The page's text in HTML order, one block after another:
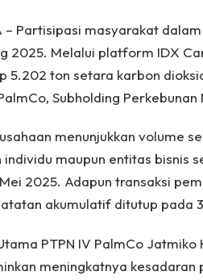
– Partisipasi masyarakat
2025. Melalui platform IDX
5.202 ton setara karbon
Subholding Perkebunan
menunjukkan volume
individu maupun entitas bisnis
2025. Adapun transaksi
akumulatif ditutup pada
PTPN IV PalmCo
meningkatnya